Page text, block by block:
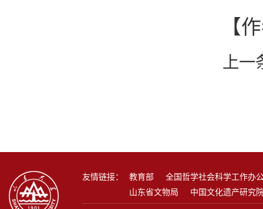
【
上一
友情链接： 教育部
全国哲学社会科学工作办
山东省文物局
中国文化遗产研究